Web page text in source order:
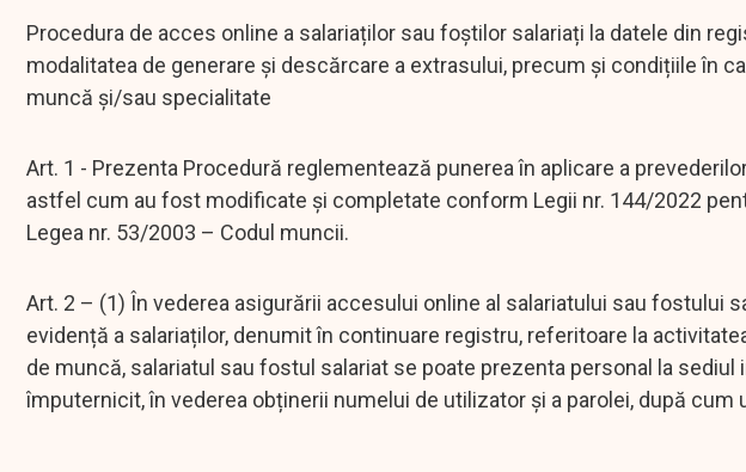
Procedura de acces online a salariaților sau foștilor salariați la datele din
modalitatea de generare și descărcare a extrasului, precum și condițiile în
muncă și/sau specialitate
Art. 1 - Prezenta Procedură reglementează punerea în aplicare a
astfel cum au fost modificate și completate conform Legii nr. 144/2022
Legea nr. 53/2003 – Codul muncii.
Art. 2 – (1) În vederea asigurării accesului online al salariatului sau fostului
evidență a salariaților, denumit în continuare registru, referitoare la
de muncă, salariatul sau fostul salariat se poate prezenta personal la
împuternicit, în vederea obținerii numelui de utilizator și a parolei, după cum